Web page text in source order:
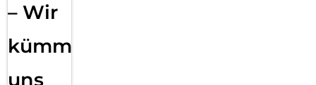
– Wir
kümmern
uns